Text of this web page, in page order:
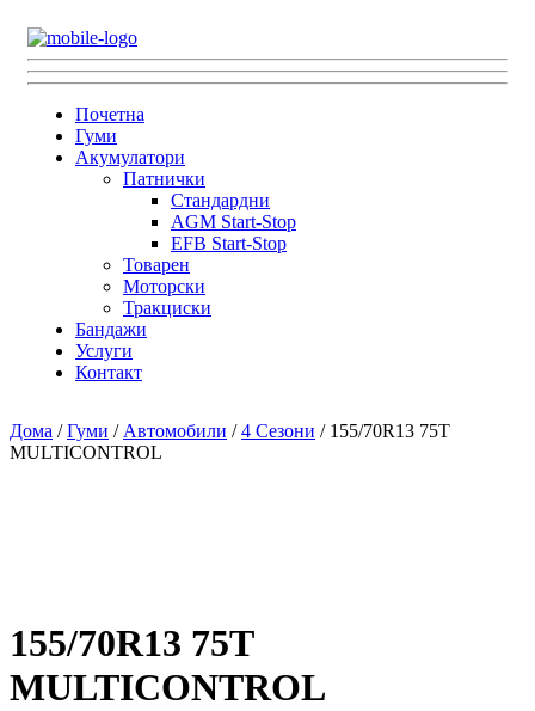
Почетна
Гуми
Акумулатори
Патнички
Стандардни
AGM Start-Stop
EFB Start-Stop
Товарен
Моторски
Тракциски
Бандажи
Услуги
Контакт
Дома /Гуми / Автомобили /4 Сезони / 155/70R13 75T
MULTICONTROL
155/70R13 75T
MULTICONTROL